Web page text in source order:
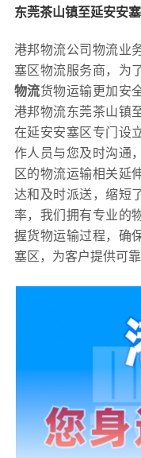
东莞茶山镇至延安安
港邦物流公司物流业
塞区物流服务商，为
物流货物运输更加安
港邦物流东莞茶山镇
在延安安塞区专门设
作人员与您及时沟通
区的物流运输相关延
达和及时派送，缩短
率，我们拥有专业的
握货物运输过程，确
塞区，为客户提供可靠